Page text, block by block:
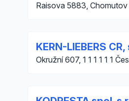
Raisova 5883, Chomutov
KERN-LIEBERS
Okružní 607, 1 1 1 1 1 1